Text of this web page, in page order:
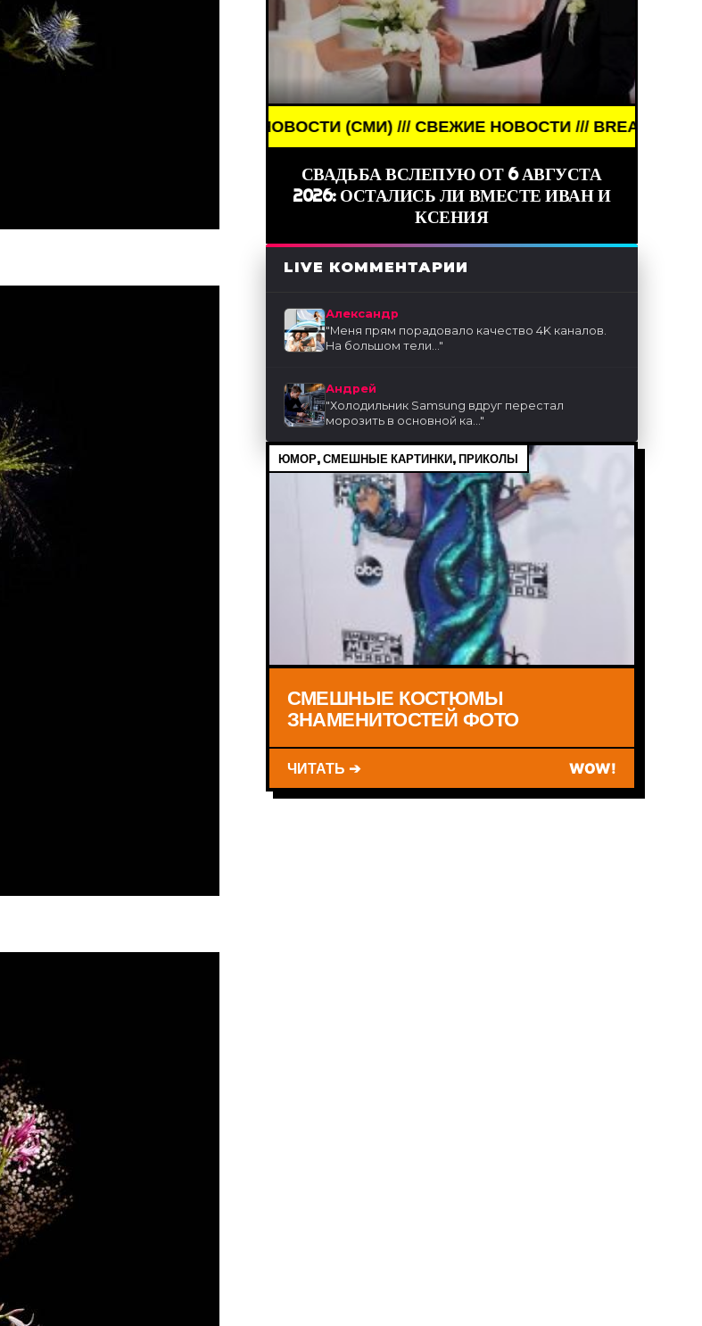
BREAKING NEWS /// НОВОСТИ (СМИ) /// СВЕЖИЕ НОВОСТИ /// BREAKING NEWS ///
СВАДЬБА ВСЛЕПУЮ ОТ 6 АВГУСТА
2026: ОСТАЛИСЬ ЛИ ВМЕСТЕ ИВАН И
КСЕНИЯ
LIVE КОММЕНТАРИИ
Александр
"Меня прям порадовало качество 4K каналов.
На большом тели..."
Андрей
"Холодильник Samsung вдруг перестал
морозить в основной ка..."
ЮМОР, СМЕШНЫЕ КАРТИНКИ, ПРИКОЛЫ
СМЕШНЫЕ КОСТЮМЫ
ЗНАМЕНИТОСТЕЙ ФОТО
ЧИТАТЬ ➔ WOW!